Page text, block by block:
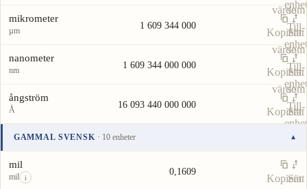
enhet
värdesom
Till-
enhet
mikrometer
µm 1 609 344 000
Kopiera
värde
Sätt
som
Till-
enhet
nanometer
nm 1 609 344 000 000
Kopiera
värde
Sätt
som
Till-
enhet
ångström
Å 16 093 440 000 000
Kopiera
Sätt
enhet
GAMMAL SVENSK · 10 enheter ▾
Enhet
mil
mil i
0,1609
Kopiera
Sätt